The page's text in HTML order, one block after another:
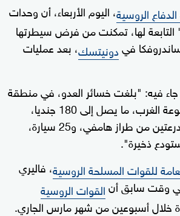
الدفاع الروسية، اليوم الأربعاء، أن وحدات
لها، تمكنت من فرض سيطرتها
فيدونيتسك، بعد عمليات
جاء فيه: "بلغت خسائر العدو، في منطقة
مسؤولية قوات مجموعة الغرب، ما يصل إلى 180 جنديا،
ومركبتين قتاليتين مدرعتين من طراز هامفي، و25 سيارة،
ذخيرة".
للقوات المسلحة الروسية، فاليري
وقت سابق أنالقوات الروسية